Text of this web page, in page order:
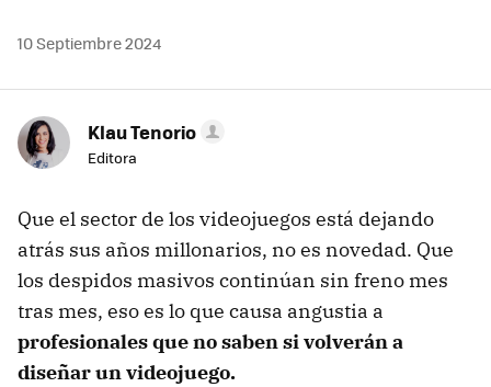
10 Septiembre 2024
Klau Tenorio
Editora
Que el sector de los videojuegos está dejando
atrás sus años millonarios, no es novedad. Que
los despidos masivos continúan sin freno mes
tras mes, eso es lo que causa angustia a
profesionales que no saben si volverán a
diseñar un videojuego.